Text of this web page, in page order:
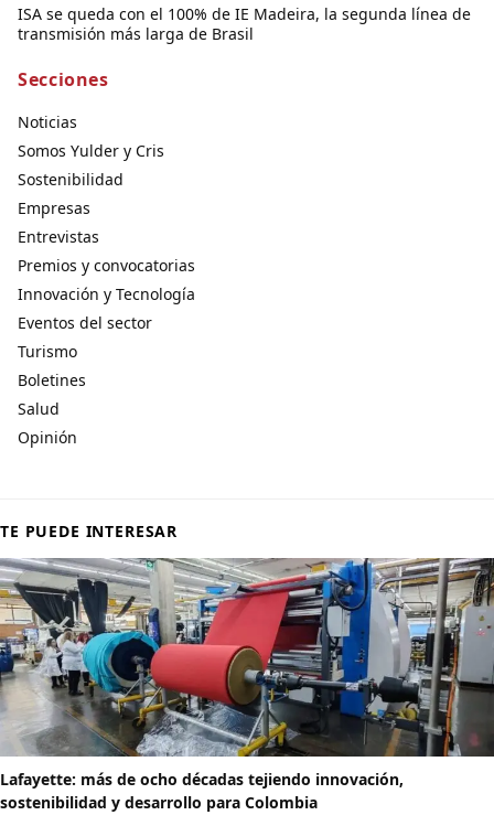
ISA se queda con el 100% de IE Madeira, la segunda línea de
transmisión más larga de Brasil
Secciones
Noticias
Somos Yulder y Cris
Sostenibilidad
Empresas
Entrevistas
Premios y convocatorias
Innovación y Tecnología
Eventos del sector
Turismo
Boletines
Salud
Opinión
TE PUEDE INTERESAR
Lafayette: más de ocho décadas tejiendo innovación,
sostenibilidad y desarrollo para Colombia